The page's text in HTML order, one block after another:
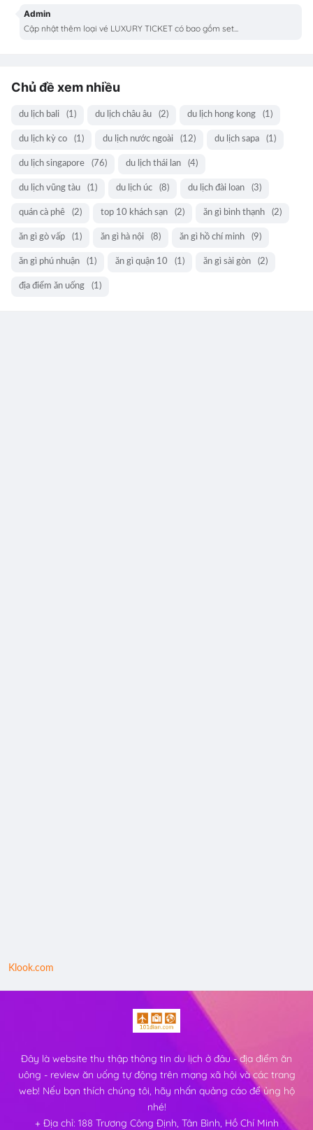
Admin
Cập nhật thêm loại vé LUXURY TICKET có bao gồm set...
Chủ đề xem nhiều
du lịch bali (1) du lịch châu âu (2) du lịch hong kong (1)
du lịch kỳ co (1) du lịch nước ngoài (12) du lịch sapa (1)
du lịch singapore (76) du lịch thái lan (4)
du lịch vũng tàu (1) du lịch úc (8) du lịch đài loan (3)
quán cà phê (2) top 10 khách sạn (2) ăn gì bình thạnh (2)
ăn gì gò vấp (1) ăn gì hà nội (8) ăn gì hồ chí minh (9)
ăn gì phú nhuận (1) ăn gì quận 10 (1) ăn gì sài gòn (2)
địa điểm ăn uống (1)
Klook.com
Đây là website thu thập thông tin du lịch ở đâu - địa điểm ăn
uông - review ăn uống tự động trên mạng xã hội và các trang
web! Nếu bạn thích chúng tôi, hãy nhấn quảng cáo để ủng hộ
nhé!
+ Địa chỉ: 188 Trương Công Định, Tân Bình, Hồ Chí Minh